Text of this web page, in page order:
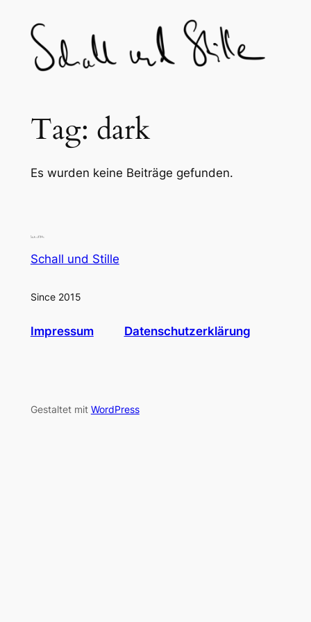
content
Tag: dark
Es wurden keine Beiträge gefunden.
Schall und Stille
Since 2015
Impressum Datenschutzerklärung
Gestaltet mit WordPress